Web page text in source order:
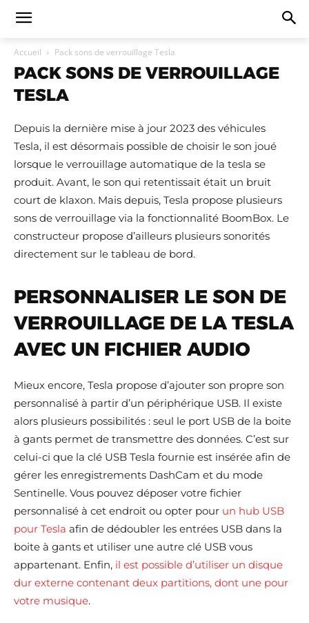
Accueil Pack sons de verrouillage Tesla
PACK SONS DE VERROUILLAGE
TESLA
Depuis la dernière mise à jour 2023 des véhicules
Tesla, il est désormais possible de choisir le son joué
lorsque le verrouillage automatique de la tesla se
produit. Avant, le son qui retentissait était un bruit
court de klaxon. Mais depuis, Tesla propose plusieurs
sons de verrouillage via la fonctionnalité BoomBox. Le
constructeur propose d’ailleurs plusieurs sonorités
directement sur le tableau de bord.
PERSONNALISER LE SON DE
VERROUILLAGE DE LA TESLA
AVEC UN FICHIER AUDIO
Mieux encore, Tesla propose d’ajouter son propre son
personnalisé à partir d’un périphérique USB. Il existe
alors plusieurs possibilités : seul le port USB de la boite
à gants permet de transmettre des données. C’est sur
celui-ci que la clé USB Tesla fournie est insérée afin de
gérer les enregistrements DashCam et du mode
Sentinelle. Vous pouvez déposer votre fichier
personnalisé à cet endroit ou opter pour un hub USB
pour Tesla afin de dédoubler les entrées USB dans la
boite à gants et utiliser une autre clé USB vous
appartenant. Enfin, il est possible d’utiliser un disque
dur externe contenant deux partitions, dont une pour
votre musique.